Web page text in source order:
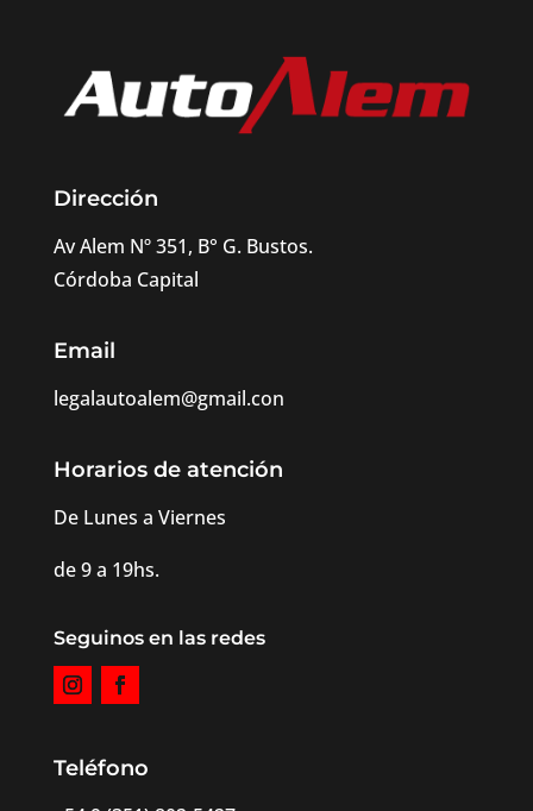
Dirección
Av Alem Nº 351, B° G. Bustos.
Córdoba Capital
Email
legalautoalem@gmail.con
Horarios de atención
De Lunes a Viernes
de 9 a 19hs.
Seguinos en las redes
Teléfono